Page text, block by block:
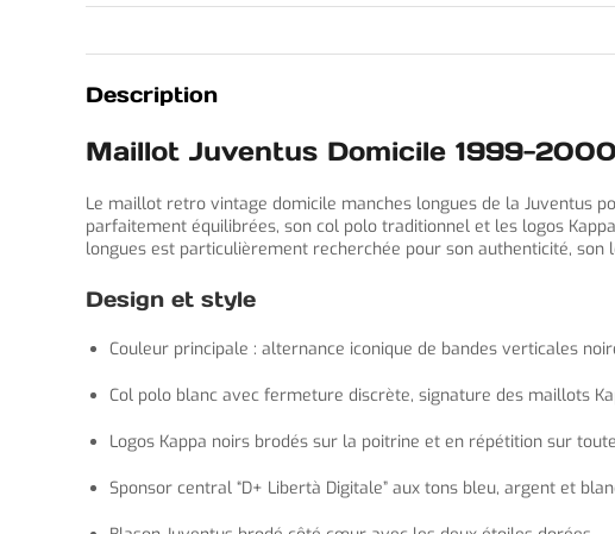
Description
Maillot Juventus Domicile 1999-
Le maillot retro vintage domicile manches longues de la Juventus
parfaitement équilibrées, son col polo traditionnel et les logos
longues est particulièrement recherchée pour son authenticité,
Design et style
Couleur principale : alternance iconique de bandes verticales
Col polo blanc avec fermeture discrète, signature des maillots
Logos Kappa noirs brodés sur la poitrine et en répétition sur
Sponsor central “D+ Libertà Digitale” aux tons bleu, argent et